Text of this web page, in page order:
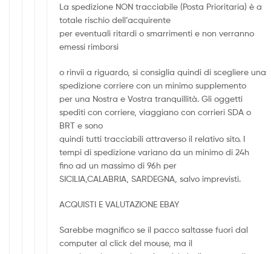
La spedizione NON tracciabile (Posta Prioritaria) è a
totale rischio dell’acquirente
per eventuali ritardi o smarrimenti e non verranno
emessi rimborsi
o rinvii a riguardo, si consiglia quindi di scegliere una
spedizione corriere con un minimo supplemento
per una Nostra e Vostra tranquillità. Gli oggetti
spediti con corriere, viaggiano con corrieri SDA o
BRT e sono
quindi tutti tracciabili attraverso il relativo sito. I
tempi di spedizione variano da un minimo di 24h
fino ad un massimo di 96h per
SICILIA,CALABRIA, SARDEGNA, salvo imprevisti.
ACQUISTI E VALUTAZIONE EBAY
Sarebbe magnifico se il pacco saltasse fuori dal
computer al click del mouse, ma il